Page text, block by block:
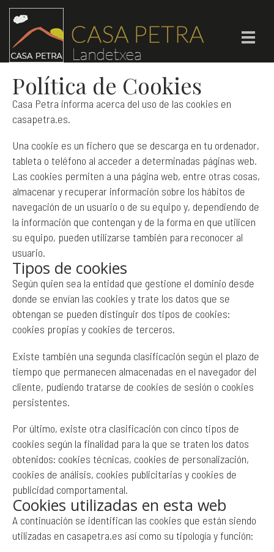
Política de Cookies
Casa Petra informa acerca del uso de las cookies en
casapetra.es.
Una cookie es un fichero que se descarga en tu ordenador,
tableta o teléfono al acceder a determinadas páginas web.
Las cookies permiten a una página web, entre otras cosas,
almacenar y recuperar información sobre los hábitos de
navegación de un usuario o de su equipo y, dependiendo de
la información que contengan y de la forma en que utilicen
su equipo, pueden utilizarse también para reconocer al
usuario.
Tipos de cookies
Según quien sea la entidad que gestione el dominio desde
donde se envían las cookies y trate los datos que se
obtengan se pueden distinguir dos tipos de cookies:
cookies propias y cookies de terceros.
Existe también una segunda clasificación según el plazo de
tiempo que permanecen almacenadas en el navegador del
cliente, pudiendo tratarse de cookies de sesión o cookies
persistentes.
Por último, existe otra clasificación con cinco tipos de
cookies según la finalidad para la que se traten los datos
obtenidos: cookies técnicas, cookies de personalización,
cookies de análisis, cookies publicitarias y cookies de
publicidad comportamental.
Cookies utilizadas en esta web
A continuación se identifican las cookies que están siendo
utilizadas en casapetra.es así como su tipología y función: